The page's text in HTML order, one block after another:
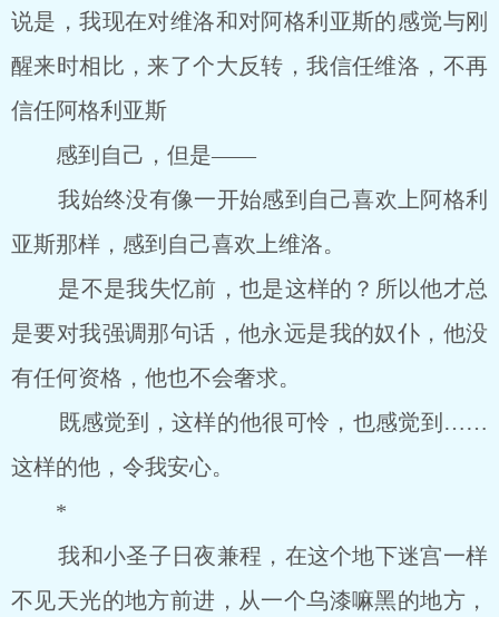
说是，我现在对维洛和对阿格利亚斯的感觉与刚
醒来时相比，来了个大反转，我信任维洛，不再
信任阿格利亚斯
感到自己，但是——
我始终没有像一开始感到自己喜欢上阿格利
亚斯那样，感到自己喜欢上维洛。
是不是我失忆前，也是这样的？所以他才总
是要对我强调那句话，他永远是我的奴仆，他没
有任何资格，他也不会奢求。
既感觉到，这样的他很可怜，也感觉到……
这样的他，令我安心。
*
我和小圣子日夜兼程，在这个地下迷宫一样
不见天光的地方前进，从一个乌漆嘛黑的地方，